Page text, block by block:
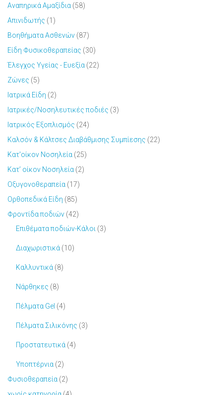
Αναπηρικά Αμαξίδια (58)
Απινιδωτής (1)
Βοηθήματα Ασθενών (87)
Είδη Φυσικοθεραπείας (30)
Έλεγχος Υγείας - Ευεξία (22)
Ζώνες (5)
Ιατρικά Είδη (2)
Ιατρικές/Νοσηλευτικές ποδιές (3)
Ιατρικός Εξοπλισμός (24)
Καλσόν & Κάλτσες Διαβάθμισης Συμπίεσης (22)
Κατ'οίκον Νοσηλεία (25)
Κατ’ οίκον Νοσηλεία (2)
Οξυγονοθεραπεία (17)
Ορθοπεδικά Είδη (85)
Φροντίδα ποδιών (42)
Eπιθέματα ποδιών-Κάλοι (3)
Διαχωριστικά (10)
Καλλυντικά (8)
Νάρθηκες (8)
Πέλματα Gel (4)
Πέλματα Σιλικόνης (3)
Προστατευτικά (4)
Υποπτέρνια (2)
Φυσιοθεραπεία (2)